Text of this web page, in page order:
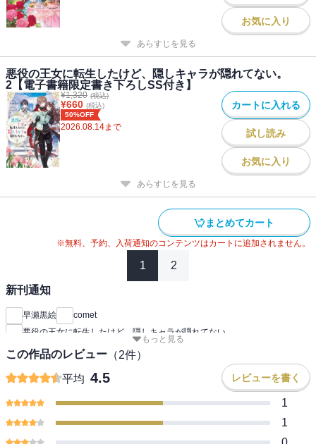
お気に入り
あらすじを見る
悪役の王女に転生したけど、隠しキャラが隠れてない。
2【電子書籍限定書き下ろしSS付き】
¥1,320 (税込)
¥660 (税込)
50%OFF
2026.08.14まで
カートに入れる
試し読み
お気に入り
あらすじを見る
まとめてカート
※無料、予約、入荷通知のコンテンツはカートに追加されません。
1 2
新刊通知
早瀬黒絵
comet
悪役の王女に転生したけど、隠しキャラが隠れてない。
もっと見る
この作品のレビュー （2件）
平均 4.5 レビューを書く
1
1